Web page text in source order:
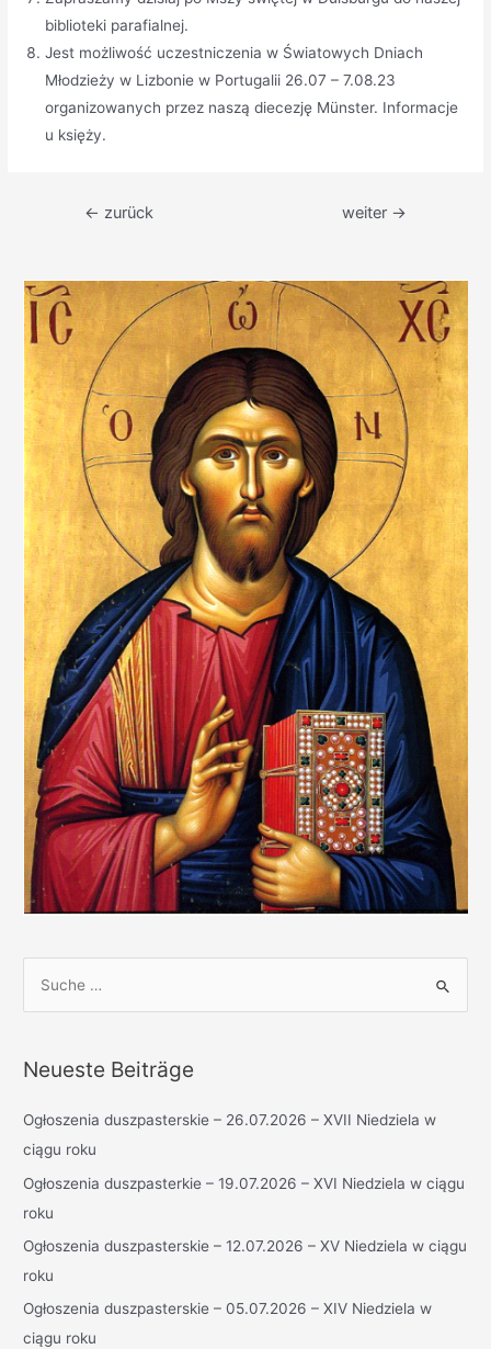
biblioteki parafialnej.
Jest możliwość uczestniczenia w Światowych Dniach
Młodzieży w Lizbonie w Portugalii 26.07 – 7.08.23
organizowanych przez naszą diecezję Münster. Informacje
u księży.
Beitragsnavigation
← zurück weiter →
h
n
n
a
c
h
Neueste Beiträge
Ogłoszenia duszpasterskie – 26.07.2026 – XVII Niedziela w
ciągu roku
Ogłoszenia duszpasterkie – 19.07.2026 – XVI Niedziela w ciągu
roku
Ogłoszenia duszpasterskie – 12.07.2026 – XV Niedziela w ciągu
roku
Ogłoszenia duszpasterskie – 05.07.2026 – XIV Niedziela w
ciągu roku